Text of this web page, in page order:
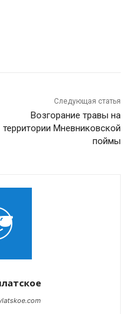
Следующая статья
Возгорание травы на
территории Мневниковской
поймы